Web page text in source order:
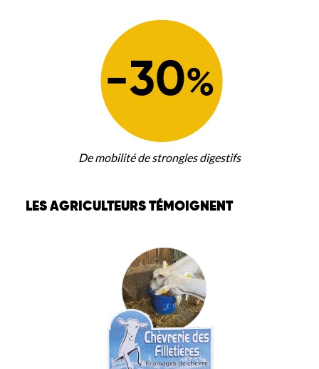
De mobilité de strongles digestifs
LES AGRICULTEURS TÉMOIGNENT